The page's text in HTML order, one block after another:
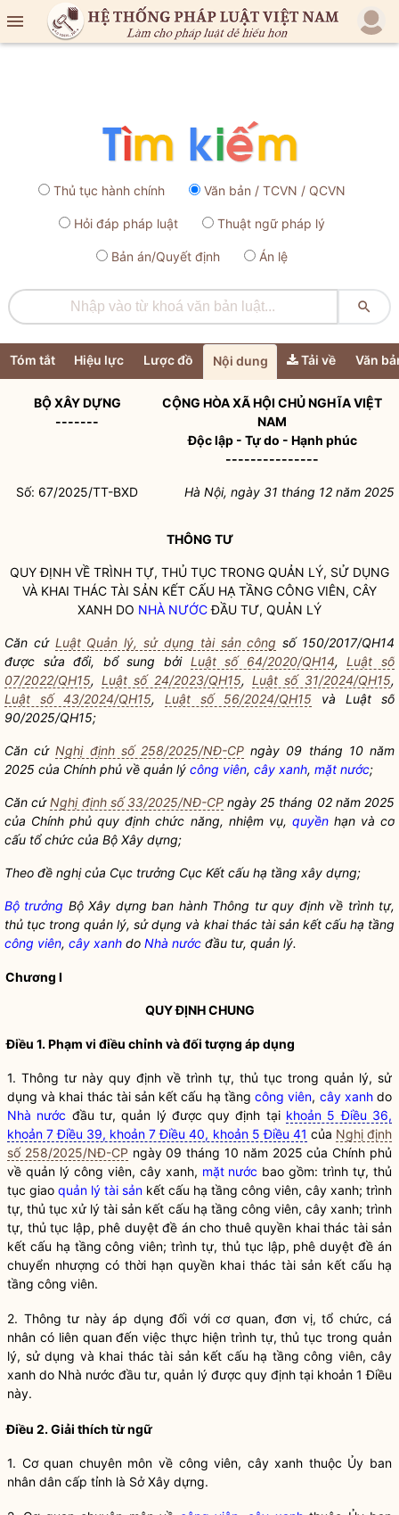

Thủ tục hành chính Văn bản / TCVN / QCVN
Hỏi đáp pháp luật Thuật ngữ pháp lý
Bản án/Quyết định Án lệ

Tóm tắt Hiệu lực Lược đồ Nội dung Tải về Văn
BỘ XÂY DỰNG
-------
CỘNG HÒA XÃ HỘI CHỦ NGHĨA VIỆT
NAM
Độc lập - Tự do - Hạnh phúc
---------------
Số: 67/2025/TT-BXD Hà Nội, ngày 31 tháng 12 năm 2025
THÔNG TƯ
QUY ĐỊNH VỀ TRÌNH TỰ, THỦ TỤC TRONG QUẢN LÝ, SỬ DỤNG
VÀ KHAI THÁC TÀI SẢN KẾT CẤU HẠ TẦNG CÔNG VIÊN, CÂY
XANH DO NHÀ NƯỚCĐẦU TƯ, QUẢN LÝ
Căn cứ Luật Quản lý, sử dụng tài sản công số 150/2017/QH14
được sửa đổi, bổ sung bởi Luật số 64/2020/QH14,Luật số
07/2022/QH15, Luật số 24/2023/QH15, Luật số 31/2024/QH15,
Luật số 43/2024/QH15, Luật số 56/2024/QH15 và Luật số
90/2025/QH15;
Căn cứNghị định số 258/2025/NĐ-CP ngày 09 tháng 10 năm
2025 của Chính phủ về quản lý công viên, cây xanh, mặt nước;
Căn cứNghị định số 33/2025/NĐ-CPngày 25 tháng 02 năm 2025
của Chính phủ quy định chức năng, nhiệm vụ, quyềnhạn và cơ
cấu tổ chức của Bộ Xây dựng;
Theo đề nghị của Cục trưởng Cục Kết cấu hạ tầng xây dựng;
Bộ trưởng Bộ Xây dựng ban hành Thông tư quy định về trình tự,
thủ tục trong quản lý, sử dụng và khai thác tài sản kết cấu hạ tầng
công viên, cây xanh do Nhà nước đầu tư, quản lý.
Chương I
QUY ĐỊNH CHUNG
Điều 1. Phạm vi điều chỉnh và đối tượng áp dụng
1. Thông tư này quy định về trình tự, thủ tục trong quản lý, sử
dụng và khai thác tài sản kết cấu hạ tầngcông viên, cây xanhdo
Nhà nước đầu tư, quản lý được quy định tại khoản 5 Điều 36,
khoản 7 Điều 39, khoản 7 Điều 40, khoản 5 Điều 41 của Nghị định
số 258/2025/NĐ-CP ngày 09 tháng 10 năm 2025 của Chính phủ
về quản lý công viên, cây xanh, mặt nước bao gồm: trình tự, thủ
tục giao quản lý tài sản kết cấu hạ tầng công viên, cây xanh; trình
tự, thủ tục xử lý tài sản kết cấu hạ tầng công viên, cây xanh; trình
tự, thủ tục lập, phê duyệt đề án cho thuê quyền khai thác tài sản
kết cấu hạ tầngcông viên; trình tự, thủ tục lập, phê duyệt đề án
chuyển nhượng có thời hạn quyền khai thác tài sản kết cấu hạ
tầng công viên.
2. Thông tư này áp dụng đối với cơ quan, đơn vị, tổ chức, cá
nhân có liên quan đến việc thực hiện trình tự, thủ tục trong quản
lý, sử dụng và khai thác tài sản kết cấu hạ tầng công viên, cây
xanh do Nhà nước đầu tư, quản lý được quy định tại khoản 1 Điều
này.
Điều 2. Giải thích từ ngữ
1. Cơ quan chuyên môn về công viên, cây xanh thuộc Ủy ban
nhân dân cấp tỉnh là Sở Xây dựng.